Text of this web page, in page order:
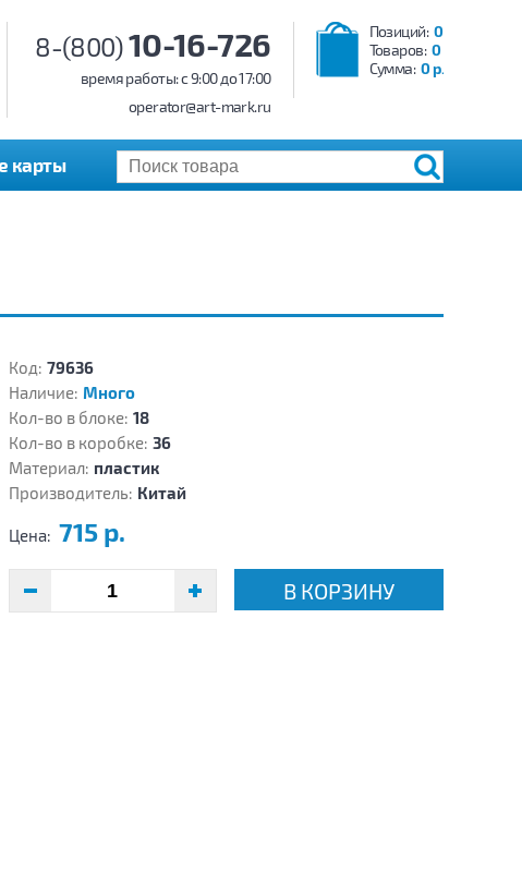
Позиций: 0
Товаров: 0
Сумма: 0 р.
8-(800)10-16-726
время работы: c 9:00 до 17:00
operator@art-mark.ru
карты
Код: 79636
Наличие: Много
Кол-во в блоке: 18
Кол-во в коробке: 36
Материал: пластик
Производитель: Китай
Цена: 715 р.
В КОРЗИНУ